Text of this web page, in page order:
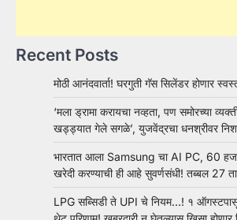
Recent Posts
मोठी आनंदवार्ता! घरगुती गॅस सिलेंडर होणार
‘मला ड्रामा करायचा नव्हता, पण समोरच्या
खड्ड्यात गेले सगळे’, युजवेंद्रचा धनश्रीवर
भारतात आला Samsung चा AI PC, 60
खरेदी करण्याची ही आहे सुवर्णसंधी! तब्बल 27
LPG सब्सिडी ते UPI चे नियम…! १